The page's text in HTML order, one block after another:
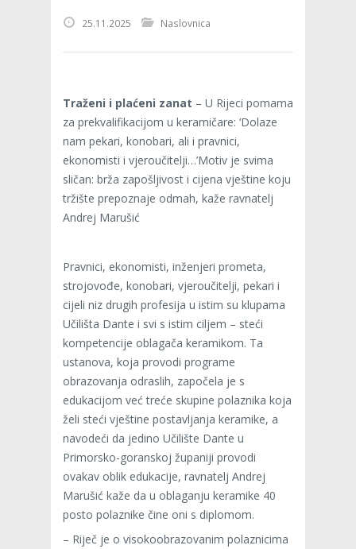
25.11.2025 Naslovnica
Traženi i plaćeni zanat – U Rijeci pomama
za prekvalifikacijom u keramičare: ‘Dolaze
nam pekari, konobari, ali i pravnici,
ekonomisti i vjeroučitelji…’Motiv je svima
sličan: brža zapošljivost i cijena vještine koju
tržište prepoznaje odmah, kaže ravnatelj
Andrej Marušić
Pravnici, ekonomisti, inženjeri prometa,
strojovođe, konobari, vjeroučitelji, pekari i
cijeli niz drugih profesija u istim su klupama
Učilišta Dante i svi s istim ciljem – steći
kompetencije oblagača keramikom. Ta
ustanova, koja provodi programe
obrazovanja odraslih, započela je s
edukacijom već treće skupine polaznika koja
želi steći vještine postavljanja keramike, a
navodeći da jedino Učilište Dante u
Primorsko-goranskoj županiji provodi
ovakav oblik edukacije, ravnatelj Andrej
Marušić kaže da u oblaganju keramike 40
posto polaznike čine oni s diplomom.
– Riječ je o visokoobrazovanim polaznicima